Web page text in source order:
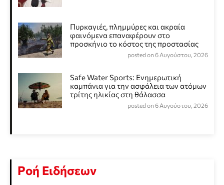
Πυρκαγιές, πλημμύρες και ακραία
φαινόμενα επαναφέρουν στο
προσκήνιο το κόστος της προστασίας
posted on 6 Αυγούστου, 2026
Safe Water Sports: Eνημερωτική
καμπάνια για την ασφάλεια των ατόμων
τρίτης ηλικίας στη θάλασσα
posted on 6 Αυγούστου, 2026
Ροή Ειδήσεων